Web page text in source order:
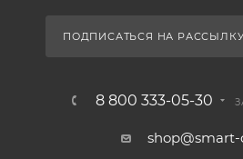
ПОДПИСАТЬСЯ НА РАССЫЛКУ
8 800 333-05-30
shop@smart-